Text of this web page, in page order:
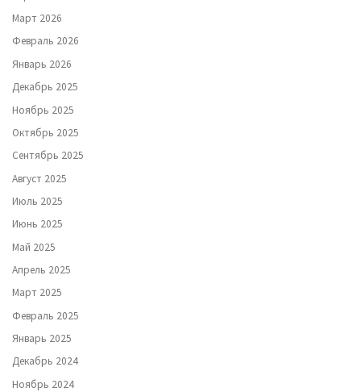
Март 2026
Февраль 2026
Январь 2026
Декабрь 2025
Ноябрь 2025
Октябрь 2025
Сентябрь 2025
Август 2025
Июль 2025
Июнь 2025
Май 2025
Апрель 2025
Март 2025
Февраль 2025
Январь 2025
Декабрь 2024
Ноябрь 2024